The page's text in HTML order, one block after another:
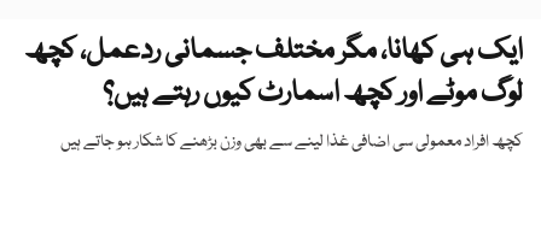
ایک ہی کھانا، مگر مختلف جسمانی ردعمل، کچھ
لوگ موٹے اور کچھ اسمارٹ کیوں رہتے ہیں؟
کچھ افراد معمولی سی اضافی غذا لینے سے بھی وزن بڑھنے کا شکار ہو جاتے ہیں